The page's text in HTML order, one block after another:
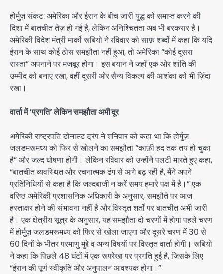
होर्मुज़ संकट: अमेरिका और ईरान के बीच जारी युद्ध को समाप्त करने की
दिशा में बातचीत तेज़ हो गई है, लेकिन अनिश्चितता अब भी बरकरार है।
अमेरिकी विदेश मंत्री मार्को रूबियो ने रविवार को साफ़ शब्दों में कहा कि यदि
ईरान के साथ कोई ठोस समझौता नहीं हुआ, तो अमेरिका “कोई दूसरा
रास्ता” अपनाने पर मजबूर होगा। इस बयान ने जहाँ एक ओर शांति की
उम्मीद को बनाए रखा, वहीं दूसरी ओर सैन्य विकल्प की आशंका को भी ज़िंदा
रखा।
वार्ता में ‘प्रगति’ लेकिन समझौता अभी दूर
अमेरिकी राष्ट्रपति डोनाल्ड ट्रंप ने शनिवार को कहा था कि होर्मुज़
जलडमरूमध्य को फिर से खोलने का समझौता “काफ़ी हद तक तय हो चुका
है” और जल्द घोषणा होगी। लेकिन रविवार को उन्होंने पलटी मारते हुए कहा,
“बातचीत व्यवस्थित और रचनात्मक ढंग से आगे बढ़ रही है, मैंने अपने
प्रतिनिधियों से कहा है कि जल्दबाजी न करें समय हमारे पक्ष में है।” एक
वरिष्ठ अमेरिकी प्रशासनिक अधिकारी के अनुसार, समझौते पर आज
हस्ताक्षर होने की संभावना नहीं है और विस्तृत शर्तों पर बातचीत अभी जारी
है। एक क्षेत्रीय सूत्र के अनुसार, यह समझौता दो चरणों में होगा पहले चरण
में होर्मुज़ जलडमरूमध्य को फिर से खोला जाएगा और दूसरे चरण में 30 से
60 दिनों के भीतर परमाणु मुद्दे व अन्य विषयों पर विस्तृत वार्ता होगी। रूबियो
ने कहा कि पिछले 48 घंटों में एक रूपरेखा पर प्रगति हुई है, जिसके लिए
“ईरान की पूर्ण स्वीकृति और अनुपालन आवश्यक होगा।”